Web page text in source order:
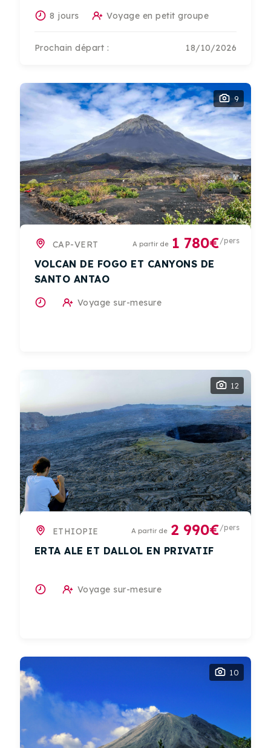
8 jours Voyage en petit groupe
Prochain départ : 18/10/2026
9
CAP-VERT A partir de 1 780€/pers
VOLCAN DE FOGO ET CANYONS DE
SANTO ANTAO
Voyage sur-mesure
12
ETHIOPIE A partir de 2 990€/pers
ERTA ALE ET DALLOL EN PRIVATIF
Voyage sur-mesure
10